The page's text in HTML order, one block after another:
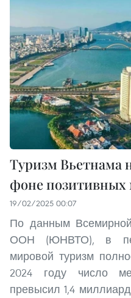
Туризм Вьетнама
фоне позитивных
19/02/2025 00:07
По данным Всемирной
ООН (ЮНВТО), в
мировой туризм
2024 году число
превысил 1,4